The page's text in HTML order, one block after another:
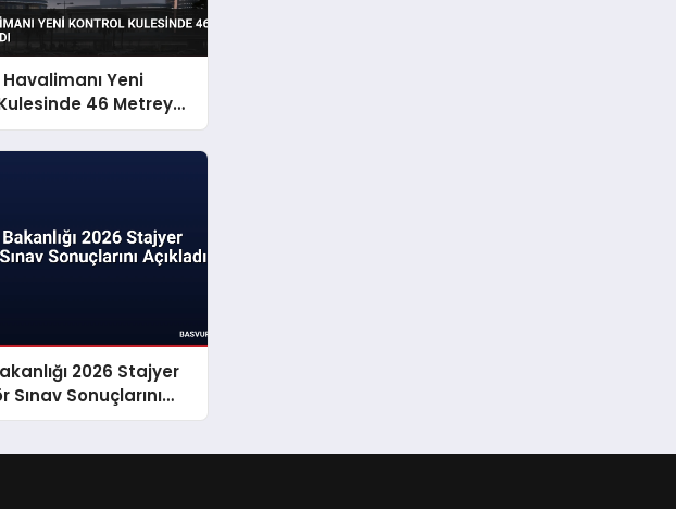
Yeni
46 Metreye
2026 Stajyer
Sınav Sonuçlarını